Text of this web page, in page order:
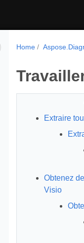
Home
Extraire
Obtenez
Visio